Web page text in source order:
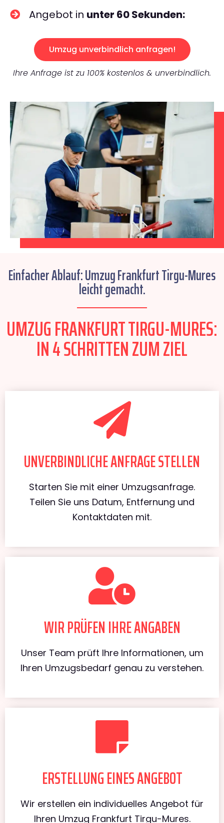
Angebot in unter 60 Sekunden:
Umzug unverbindlich anfragen!
Ihre Anfrage ist zu 100% kostenlos & unverbindlich.
Einfacher Ablauf: Umzug Frankfurt Tirgu-Mures
leicht gemacht.
UMZUG FRANKFURT TIRGU-MURES:
IN 4 SCHRITTEN ZUM ZIEL
UNVERBINDLICHE ANFRAGE STELLEN
Starten Sie mit einer Umzugsanfrage.
Teilen Sie uns Datum, Entfernung und
Kontaktdaten mit.
WIR PRÜFEN IHRE ANGABEN
Unser Team prüft Ihre Informationen, um
Ihren Umzugsbedarf genau zu verstehen.
ERSTELLUNG EINES ANGEBOT
Wir erstellen ein individuelles Angebot für
Ihren Umzug Frankfurt Tirgu-Mures.